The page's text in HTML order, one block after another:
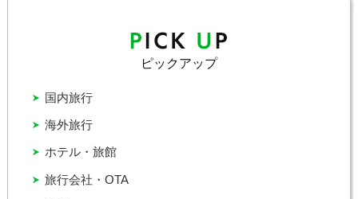
ピックアップ
ホテル・旅館
国内旅行
旅行会社・OTA
海外旅行